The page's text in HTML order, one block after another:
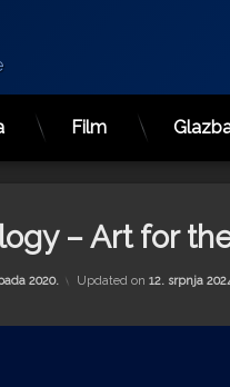
Film
– Art for
2020. Updated on 12. srpnja